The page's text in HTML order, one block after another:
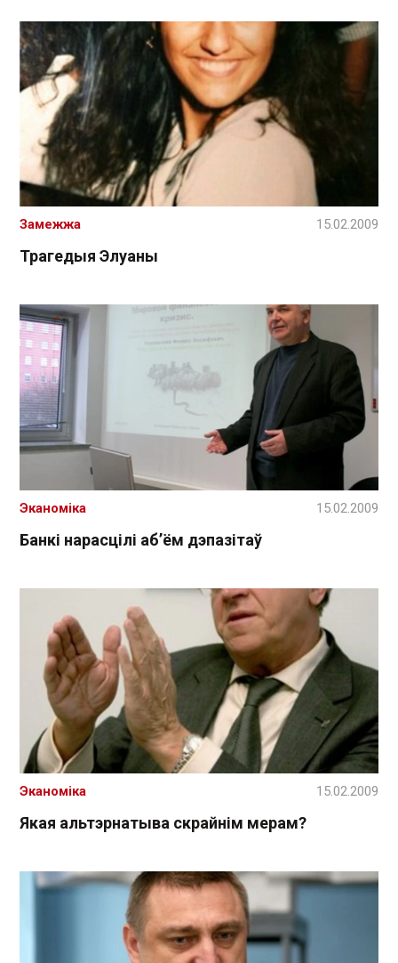
Трагедыя Элуаны
Замежжа 15.02.2009
Банкі нарасцілі аб’ём дэпазітаў
Эканоміка 15.02.2009
Якая альтэрнатыва cкрайнім мерам?
Эканоміка 15.02.2009